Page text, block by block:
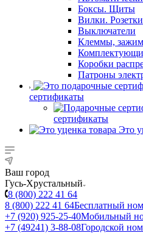
Боксы. Щиты
Вилки. Розетки
Выключатели
Клеммы,
Коробки
Патроны
сертификаты
сертификаты
Это
Ваш город
Гусь-Хрустальный
8 (800) 222 41 64
8 (800) 222 41 64Бесплатный
+7 (920) 925-25-40Мобильный
+7 (49241) 3-88-08Городской